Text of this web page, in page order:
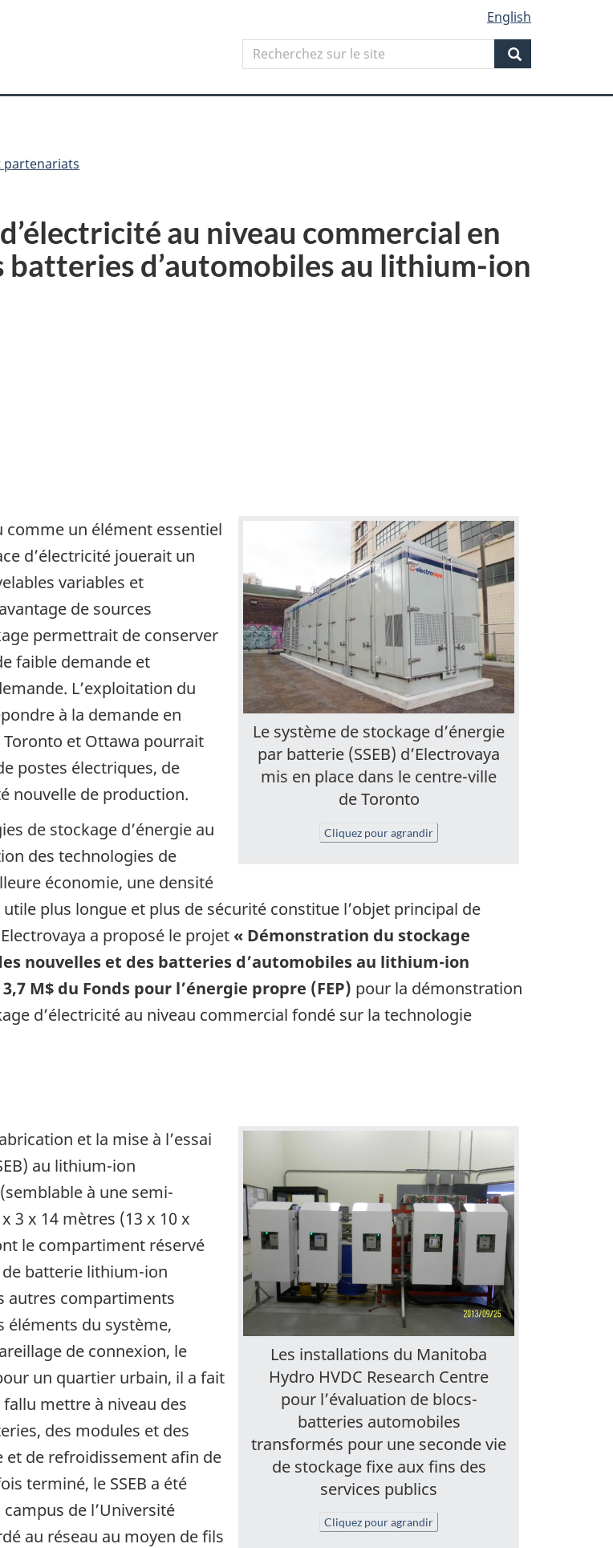
HTML
English
Search
Recherchez
sur
Search
partenariats
au niveau commercial en
d’automobiles au lithium-ion
Le système de stockage d’énergie
par batterie (SSEB) d’Electrovaya
mis en place dans le centre-ville
de Toronto
Cliquez pour agrandir
comme un élément essentiel
d’électricité jouerait un
variables et
de sources
permettrait de conserver
faible demande et
L’exploitation du
à la demande en
et Ottawa pourrait
postes électriques, de
nouvelle de production.
de stockage d’énergie au
des technologies de
économie, une densité
plus longue et plus de sécurité constitue l’objet principal de
a proposé le projet « Démonstration du stockage
nouvelles et des batteries d’automobiles au lithium-ion
3,7 M$ du Fonds pour l’énergie propre (FEP) pour la démonstration
d’électricité au niveau commercial fondé sur la technologie
Les installations du Manitoba
Hydro HVDC Research Centre
pour l’évaluation de blocs-
batteries automobiles
transformés pour une seconde vie
de stockage fixe aux fins des
services publics
Cliquez pour agrandir
et la mise à l’essai
au lithium-ion
à une semi-
3 x 14 mètres (13 x 10 x
le compartiment réservé
batterie lithium-ion
autres compartiments
éléments du système,
de connexion, le
un quartier urbain, il a fait
mettre à niveau des
des modules et des
et de refroidissement afin de
terminé, le SSEB a été
de l’Université
au réseau au moyen de fils